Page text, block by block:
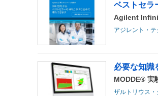
ベストセラ
Agilent
アジレント・
必要な知識
MODDE® 実
ザルトリウス・